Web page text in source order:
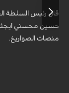
قال رئيس السلطة
حسين محسني ايجئي
منصات الصواريخ.